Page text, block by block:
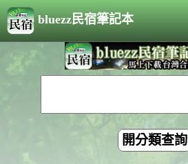
bluezz民宿筆記本
開分類查詢